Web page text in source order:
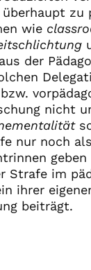
zu
wie
der
nicht
nur noch
Strafe im
ihrer
beiträgt.